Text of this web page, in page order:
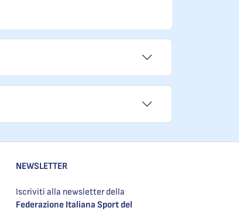
NEWSLETTER
Iscriviti alla newsletter della
Federazione Italiana Sport del